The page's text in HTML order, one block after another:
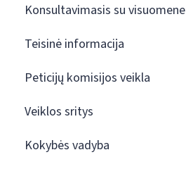
Konsultavimasis su visuomene
Teisinė informacija
Peticijų komisijos veikla
Veiklos sritys
Kokybės vadyba